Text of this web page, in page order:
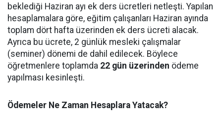
beklediği Haziran ayı ek ders ücretleri netleşti. Yapılan
hesaplamalara göre, eğitim çalışanları Haziran ayında
toplam dört hafta üzerinden ek ders ücreti alacak.
Ayrıca bu ücrete, 2 günlük mesleki çalışmalar
(seminer) dönemi de dahil edilecek. Böylece
öğretmenlere toplamda 22 gün üzerinden ödeme
yapılması kesinleşti.
Ödemeler Ne Zaman Hesaplara Yatacak?